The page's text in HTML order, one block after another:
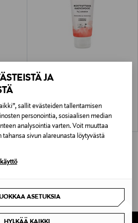
JA
sallit evästeiden tallentamisen
personointia, sosiaalisen median
analysointia varten. Voit muuttaa
sivun alareunasta löytyvästä
ASETUKSIA
ERISAN
Kosteuttava kasvovoide 100 ml